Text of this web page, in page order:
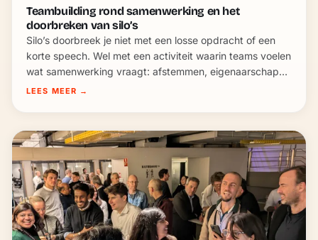
Teambuilding rond samenwerking en het
doorbreken van silo’s
Silo’s doorbreek je niet met een losse opdracht of een
korte speech. Wel met een activiteit waarin teams voelen
wat samenwerking vraagt: afstemmen, eigenaarschap
nemen en verder kijken dan hun eigen stukje.
LEES MEER →